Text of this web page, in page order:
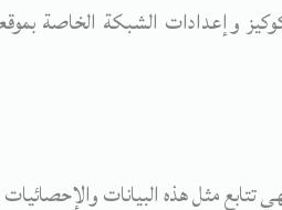
وإعدادات الشبكة الخاصة
مثل هذه البيانات